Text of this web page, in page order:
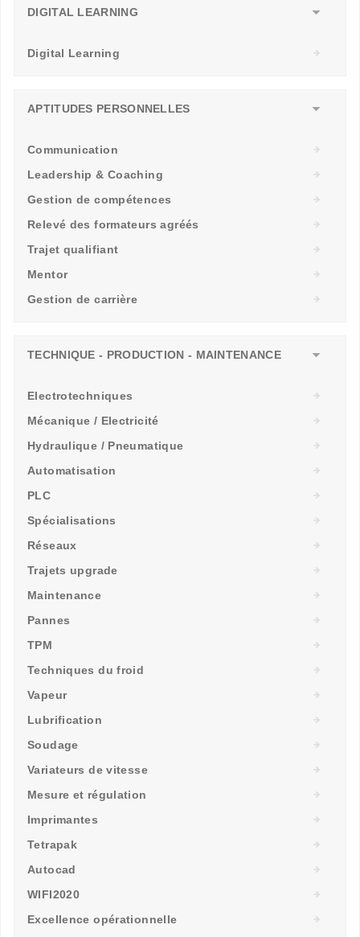
DIGITAL LEARNING
Digital Learning
APTITUDES PERSONNELLES
Communication
Leadership & Coaching
Gestion de compétences
Relevé des formateurs agréés
Trajet qualifiant
Mentor
Gestion de carrière
TECHNIQUE - PRODUCTION - MAINTENANCE
Electrotechniques
Mécanique / Electricité
Hydraulique / Pneumatique
Automatisation
PLC
Spécialisations
Réseaux
Trajets upgrade
Maintenance
Pannes
TPM
Techniques du froid
Vapeur
Lubrification
Soudage
Variateurs de vitesse
Mesure et régulation
Imprimantes
Tetrapak
Autocad
WIFI2020
Excellence opérationnelle